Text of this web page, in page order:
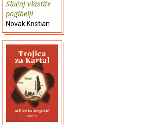
Slučaj vlastite
pogibelji
Novak Kristian